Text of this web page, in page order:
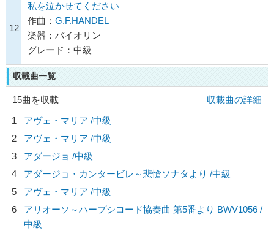
12
私を泣かせてください
作曲： G.F.HANDEL
楽器：バイオリン
グレード：中級
収載曲一覧
15曲を収載
収載曲の詳細
1
アヴェ・マリア /中級
2
アヴェ・マリア /中級
3
アダージョ /中級
4
アダージョ・カンタービレ～悲愴ソナタより /中級
5
アヴェ・マリア /中級
6
アリオーソ～ハープシコード協奏曲 第5番より BWV1056 /
中級